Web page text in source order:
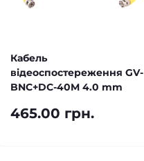
Кабель
відеоспостереження GV-
BNC+DC-40M 4.0 mm
465.00 грн.